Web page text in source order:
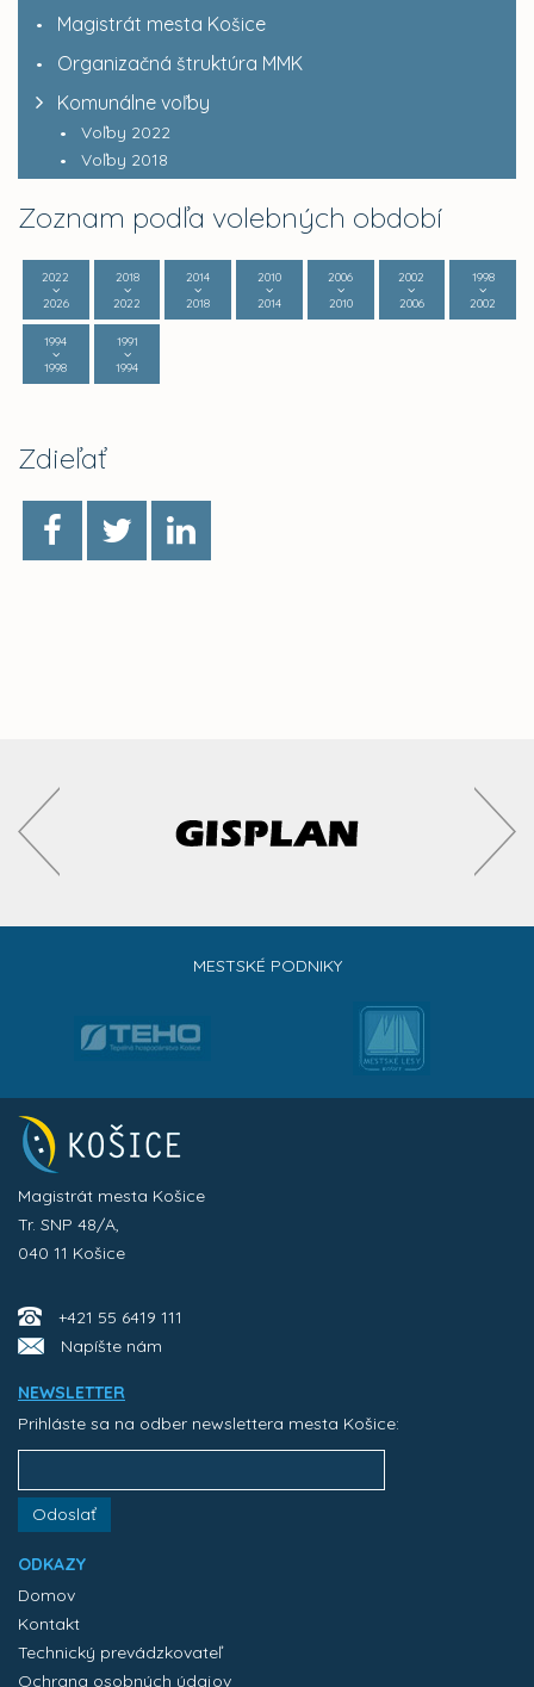
Magistrát mesta Košice
Organizačná štruktúra MMK
Komunálne voľby
Voľby 2022
Voľby 2018
Zoznam podľa volebných období
2022
2026
2018
2022
2014
2018
2010
2014
2006
2010
2002
2006
1998
2002
1994
1998
1991
1994
Zdieľať
MESTSKÉ PODNIKY
Magistrát mesta Košice
Tr. SNP 48/A,
040 11 Košice
+421 55 6419 111
Napíšte nám
NEWSLETTER
Prihláste sa na odber newslettera mesta Košice:
Odoslať
ODKAZY
Domov
Kontakt
Technický prevádzkovateľ
Ochrana osobných údajov